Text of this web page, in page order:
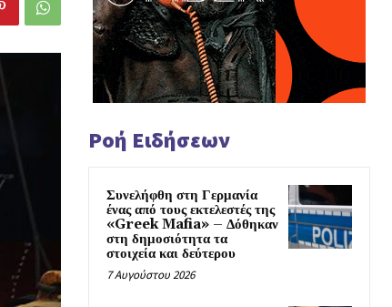
Ροή Ειδήσεων
Συνελήφθη στη Γερμανία
ένας από τους εκτελεστές της
«Greek Mafia» – Δόθηκαν
στη δημοσιότητα τα
στοιχεία και δεύτερου
7 Αυγούστου 2026